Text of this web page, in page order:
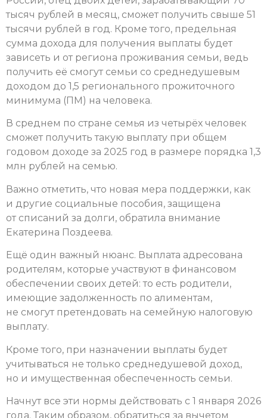
тысяч рублей в месяц, сможет получить свыше 51
тысячи рублей в год. Кроме того, предельная
сумма дохода для получения выплаты будет
зависеть и от региона проживания семьи, ведь
получить её смогут семьи со среднедушевым
доходом до 1,5 регионального прожиточного
минимума (ПМ) на человека.
В среднем по стране семья из четырёх человек
сможет получить такую выплату при общем
годовом доходе за 2025 год в размере порядка 1,3
млн рублей на семью.
Важно отметить, что новая мера поддержки, как
и другие социальные пособия, защищена
от списаний за долги, обратила внимание
Екатерина Поздеева.
Ещё один важный нюанс. Выплата адресована
родителям, которые участвуют в финансовом
обеспечении своих детей: то есть родители,
имеющие задолженность по алиментам,
не смогут претендовать на семейную налоговую
выплату.
Кроме того, при назначении выплаты будет
учитываться не только среднедушевой доход,
но и имущественная обеспеченность семьи.
Начнут все эти нормы действовать с 1 января 2026
года. Таким образом, обратиться за вычетом